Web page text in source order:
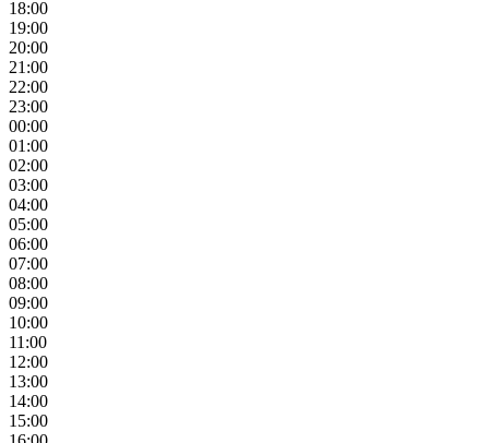
18:00
19:00
20:00
21:00
22:00
23:00
00:00
01:00
02:00
03:00
04:00
05:00
06:00
07:00
08:00
09:00
10:00
11:00
12:00
13:00
14:00
15:00